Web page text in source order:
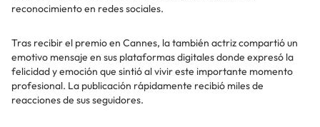
reconocimiento en redes sociales.
Tras recibir el premio en Cannes, la también actriz compartió un
emotivo mensaje en sus plataformas digitales donde expresó la
felicidad y emoción que sintió al vivir este importante momento
profesional. La publicación rápidamente recibió miles de
reacciones de sus seguidores.